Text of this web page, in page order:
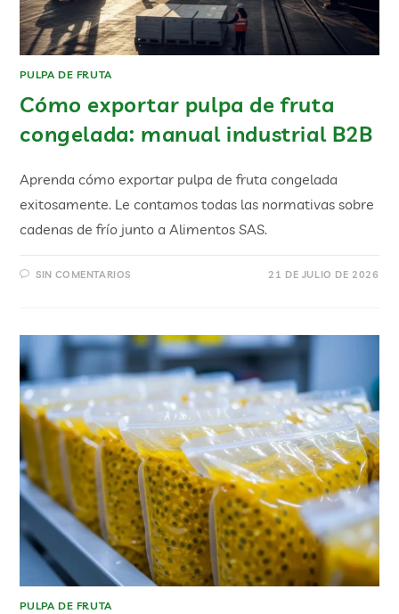
PULPA DE FRUTA
Cómo exportar pulpa de fruta
congelada: manual industrial B2B
Aprenda cómo exportar pulpa de fruta congelada
exitosamente. Le contamos todas las normativas sobre
cadenas de frío junto a Alimentos SAS.
SIN COMENTARIOS 21 DE JULIO DE 2026
PULPA DE FRUTA